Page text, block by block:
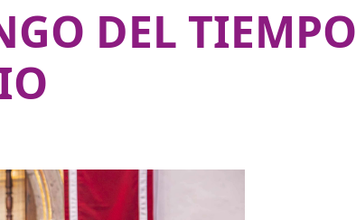
DEL TIEMPO